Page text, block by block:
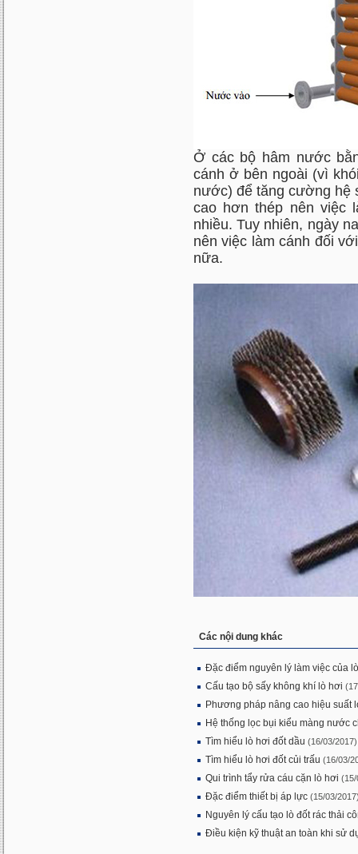
Ở các bộ hâm nước
cánh ở bên ngoài (vì
nước) để tăng cường hệ
cao hơn thép nên việc
nhiều. Tuy nhiên, ngày
nên việc làm cánh đối
nữa.
Các nội dung khác
Đặc điểm nguyên lý làm việc của
Cấu tạo bộ sấy không khí lò hơi
Phương pháp nâng cao hiệu suất
Hệ thống lọc bụi kiểu màng nước
Tìm hiểu lò hơi đốt dầu (16/03/2017)
Tìm hiểu lò hơi đốt củi trấu (16/03/
Qui trình tẩy rửa cáu cặn lò hơi (15/
Đặc điểm thiết bị áp lực (15/03/
Nguyên lý cấu tạo lò đốt rác thải
Điều kiện kỹ thuật an toàn khi sử